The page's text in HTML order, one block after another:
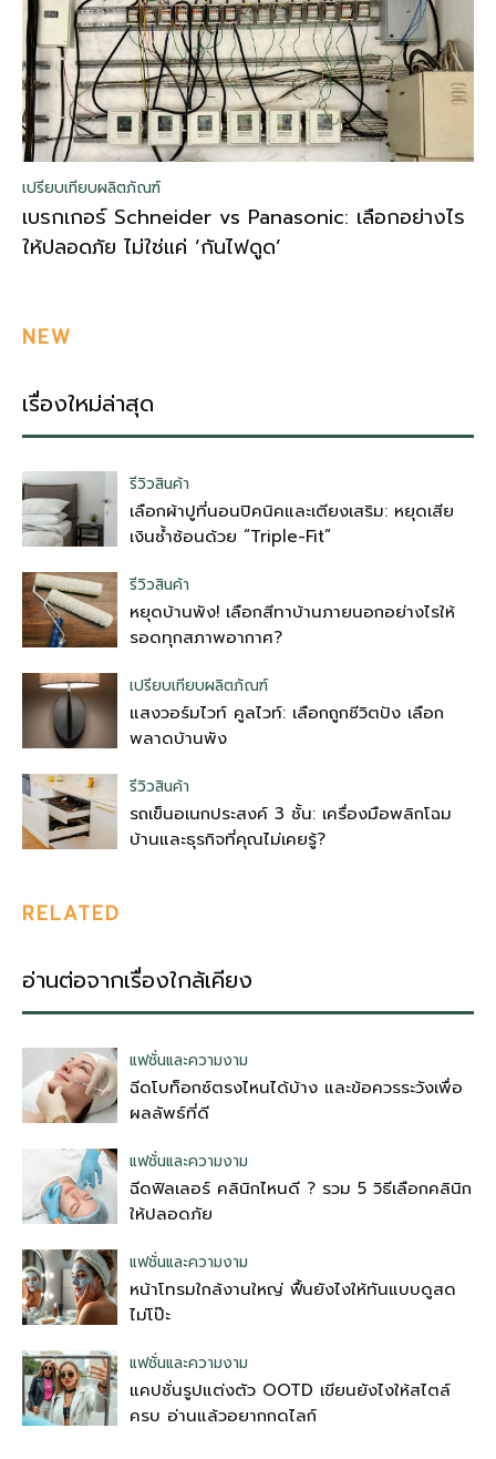
เปรียบเทียบผลิตภัณฑ์
เบรกเกอร์ Schneider vs Panasonic: เลือกอย่างไร
ให้ปลอดภัย ไม่ใช่แค่ ‘กันไฟดูด’
NEW
เรื่องใหม่ล่าสุด
รีวิวสินค้า
เลือกผ้าปูที่นอนปิคนิคและเตียงเสริม: หยุดเสีย
เงินซ้ำซ้อนด้วย “Triple-Fit”
รีวิวสินค้า
หยุดบ้านพัง! เลือกสีทาบ้านภายนอกอย่างไรให้
รอดทุกสภาพอากาศ?
เปรียบเทียบผลิตภัณฑ์
แสงวอร์มไวท์ คูลไวท์: เลือกถูกชีวิตปัง เลือก
พลาดบ้านพัง
รีวิวสินค้า
รถเข็นอเนกประสงค์ 3 ชั้น: เครื่องมือพลิกโฉม
บ้านและธุรกิจที่คุณไม่เคยรู้?
RELATED
อ่านต่อจากเรื่องใกล้เคียง
แฟชั่นและความงาม
ฉีดโบท็อกซ์ตรงไหนได้บ้าง และข้อควรระวังเพื่อ
ผลลัพธ์ที่ดี
แฟชั่นและความงาม
ฉีดฟิลเลอร์ คลินิกไหนดี ? รวม 5 วิธีเลือกคลินิก
ให้ปลอดภัย
แฟชั่นและความงาม
หน้าโทรมใกล้งานใหญ่ ฟื้นยังไงให้ทันแบบดูสด
ไม่โป๊ะ
แฟชั่นและความงาม
แคปชั่นรูปแต่งตัว OOTD เขียนยังไงให้สไตล์
ครบ อ่านแล้วอยากกดไลก์